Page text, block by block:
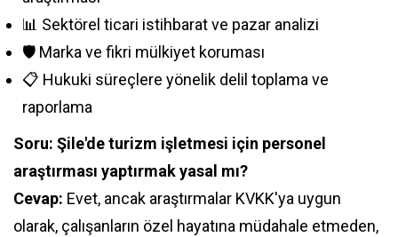
📊 Sektörel ticari istihbarat ve pazar analizi
🛡️ Marka ve fikri mülkiyet koruması
📋 Hukuki süreçlere yönelik delil toplama ve
raporlama
Soru: Şile'de turizm işletmesi için personel
araştırması yaptırmak yasal mı?
Cevap: Evet, ancak araştırmalar KVKK'ya uygun
olarak, çalışanların özel hayatına müdahale etmeden,